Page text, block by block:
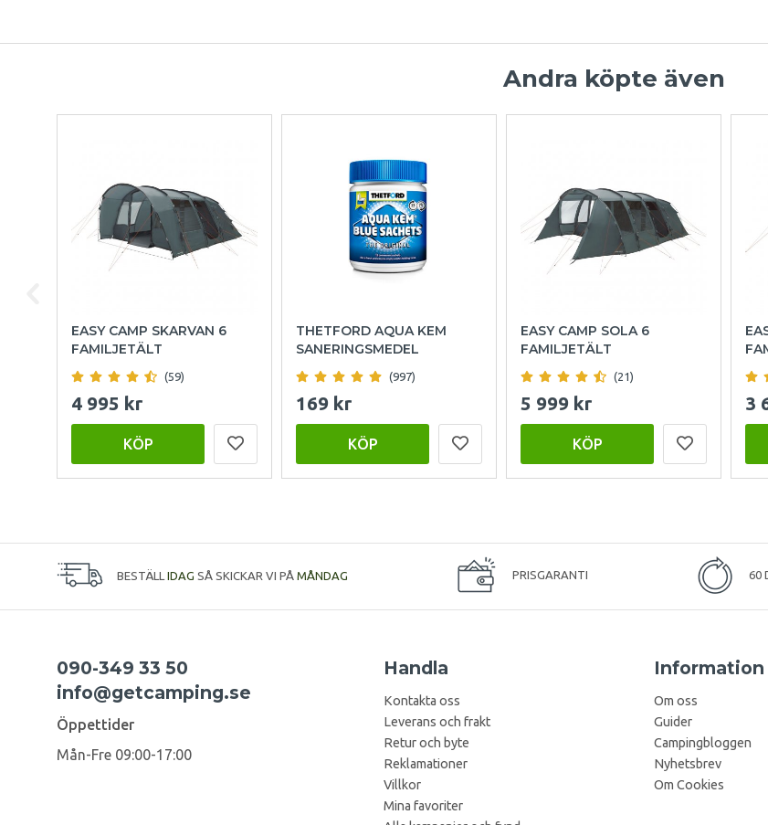
Andra köpte även
EASY CAMP SKARVAN 6
FAMILJETÄLT
(59)
4 995 kr
KÖP
THETFORD AQUA KEM
SANERINGSMEDEL
(997)
169 kr
KÖP
EASY CAMP SOLA 6
FAMILJETÄLT
(21)
5 999 kr
KÖP
3
BESTÄLL IDAG SÅ SKICKAR VI PÅ MÅNDAG PRISGARANTI 60
090-349 33 50
info@getcamping.se
Öppettider
Mån-Fre 09:00-17:00
Handla
Kontakta oss
Leverans och frakt
Retur och byte
Reklamationer
Villkor
Mina favoriter
Information
Om oss
Guider
Campingbloggen
Nyhetsbrev
Om Cookies